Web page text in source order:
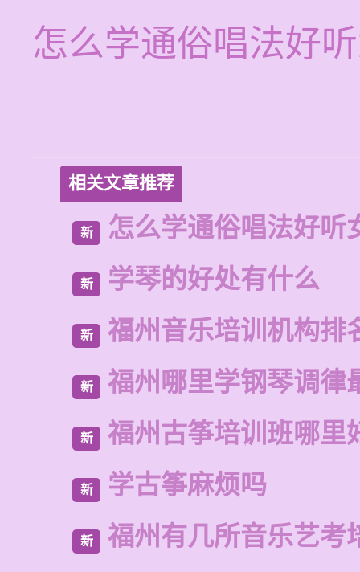
怎么学通俗唱法好
相关文章推荐
新 怎么学通俗唱法好听
新 学琴的好处有什么
新 福州音乐培训机构排
新 福州哪里学钢琴调律
新 福州古筝培训班哪里
新 学古筝麻烦吗
新 福州有几所音乐艺考